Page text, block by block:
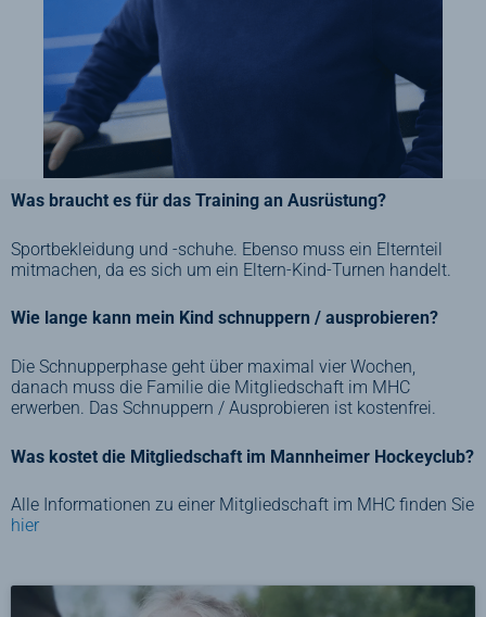
Was braucht es für das Training an Ausrüstung?
Sportbekleidung und -schuhe. Ebenso muss ein Elternteil
mitmachen, da es sich um ein Eltern-Kind-Turnen handelt.
Wie lange kann mein Kind schnuppern / ausprobieren?
Die Schnupperphase geht über maximal vier Wochen,
danach muss die Familie die Mitgliedschaft im MHC
erwerben. Das Schnuppern / Ausprobieren ist kostenfrei.
Was kostet die Mitgliedschaft im Mannheimer Hockeyclub?
Alle Informationen zu einer Mitgliedschaft im MHC finden Sie
hier